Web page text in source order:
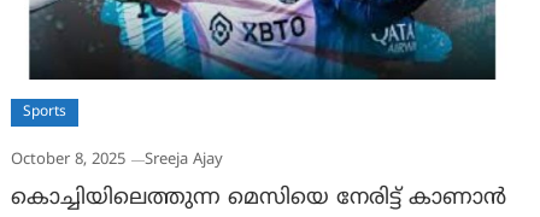
Sports
October 8, 2025 Sreeja Ajay
കൊച്ചിയിലെത്തുന്ന മെസിയെ നേരിട്ട് കാണാൻ